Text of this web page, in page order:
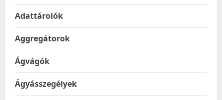
Adattárolók
Aggregátorok
Ágvágók
Ágyásszegélyek